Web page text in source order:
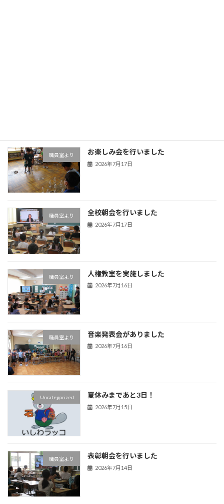
職員室より お楽しみ会を行いました
2026年7月17日
職員室より 全校朝会を行いました
2026年7月17日
職員室より 人権教室を実施しました
2026年7月16日
職員室より 音楽発表会がありました
2026年7月16日
Uncategorized 夏休みまであと3日！
2026年7月15日
職員室より 表彰朝会を行いました
2026年7月14日